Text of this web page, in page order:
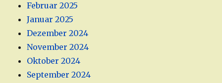
Februar 2025
Januar 2025
Dezember 2024
November 2024
Oktober 2024
September 2024